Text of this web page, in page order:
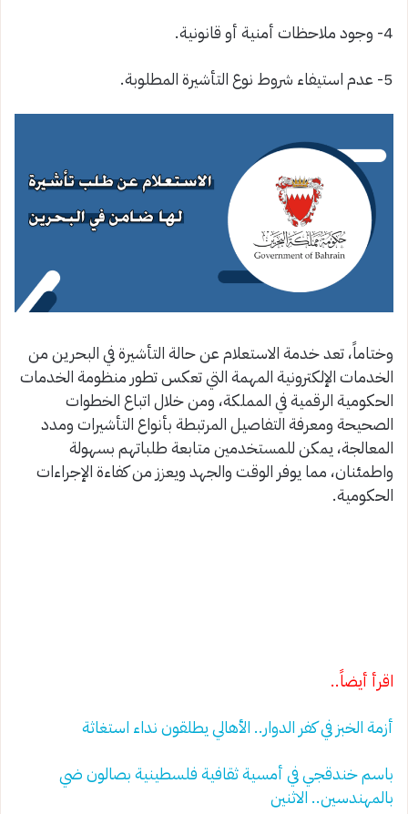
4- وجود ملاحظات أمنية أو قانونية.
5- عدم استيفاء شروط نوع التأشيرة المطلوبة.
وختاماً، تعد خدمة الاستعلام عن حالة التأشيرة في البحرين من
الخدمات الإلكترونية المهمة التي تعكس تطور منظومة الخدمات
الحكومية الرقمية في المملكة، ومن خلال اتباع الخطوات
الصحيحة ومعرفة التفاصيل المرتبطة بأنواع التأشيرات ومدد
المعالجة، يمكن للمستخدمين متابعة طلباتهم بسهولة
واطمئنان، مما يوفر الوقت والجهد ويعزز من كفاءة الإجراءات
الحكومية.
اقرأ أيضاً..
أزمة الخبز في كفر الدوار.. الأهالي يطلقون نداء استغاثة
باسم خندقجي في أمسية ثقافية فلسطينية بصالون ضي
بالمهندسين.. الاثنين